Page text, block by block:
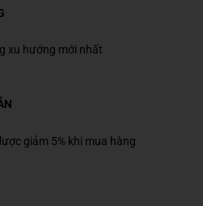
xu hướng mới nhất
giảm 5% khi mua hàng